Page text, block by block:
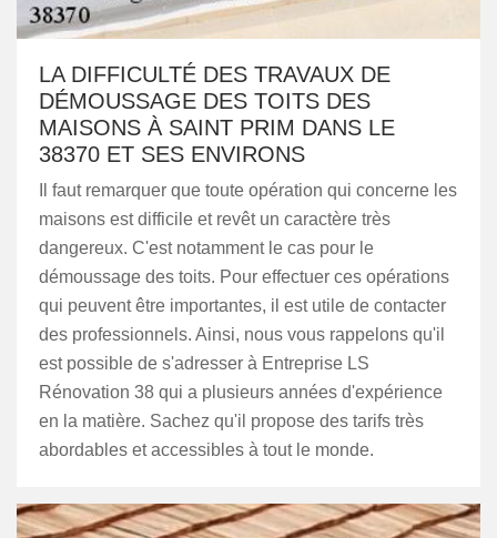
LA DIFFICULTÉ DES TRAVAUX DE
DÉMOUSSAGE DES TOITS DES
MAISONS À SAINT PRIM DANS LE
38370 ET SES ENVIRONS
Il faut remarquer que toute opération qui concerne les
maisons est difficile et revêt un caractère très
dangereux. C'est notamment le cas pour le
démoussage des toits. Pour effectuer ces opérations
qui peuvent être importantes, il est utile de contacter
des professionnels. Ainsi, nous vous rappelons qu'il
est possible de s'adresser à Entreprise LS
Rénovation 38 qui a plusieurs années d'expérience
en la matière. Sachez qu'il propose des tarifs très
abordables et accessibles à tout le monde.